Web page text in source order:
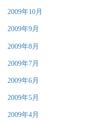
2009年10月
2009年9月
2009年8月
2009年7月
2009年6月
2009年5月
2009年4月